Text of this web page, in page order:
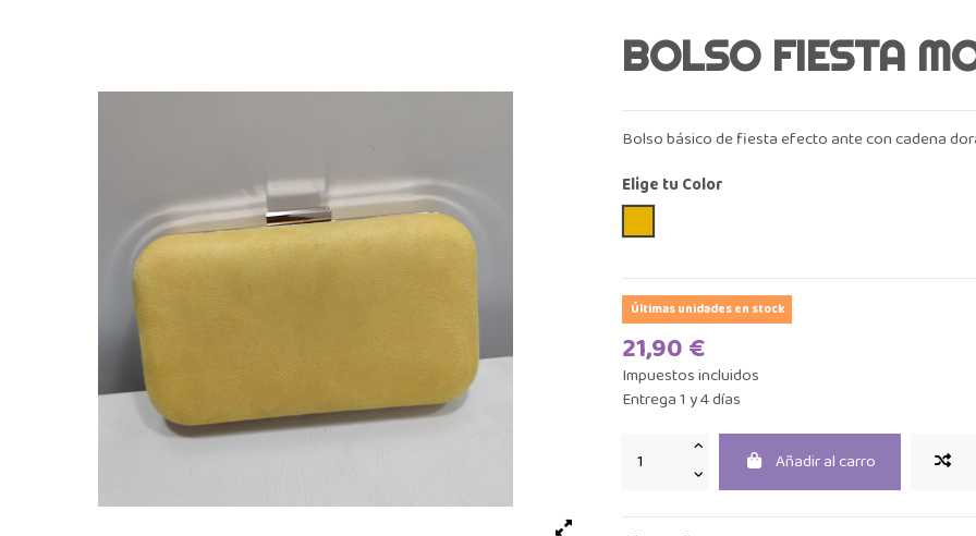
BOLSO FIESTA
Bolso básico de fiesta efecto ante con cadena
Elige tu Color
Últimas unidades en stock
21,90 €
Impuestos incluidos
Entrega 1 y 4 días
Añadir al carro